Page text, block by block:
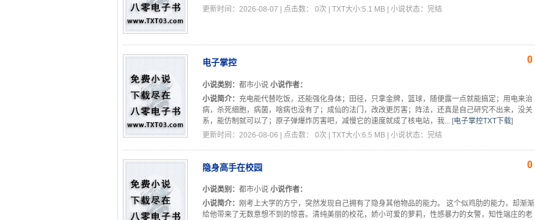
更新时间：2026-08-07 | 点击数： 0次 | TXT大小:5.1 MB | 小说状态：完结
电子掌控 0
小说类别： 都市小说 小说作者：
小说简介： 充电能代替吃饭，还能强化身体；田径，只拿金牌，篮球，随便露一点就能搞定；用电来治
病，杀死细胞，病菌，啥病也没有了；成仙的法门，改改更厉害；阵法，还真是自己研究不出来，没关
系，能仿制就可以了；原子弹爆炸厉害吧，减慢它的速度就成了核电站，我...
[电子掌控TXT下载]
更新时间：2026-08-06 | 点击数： 0次 | TXT大小:6.5 MB | 小说状态：完结
隐身高手在校园 0
小说类别： 都市小说 小说作者：
小说简介：
刚考上大学的方宁，突然发现自己拥有了隐身其他物品的能力。 这个似鸡肋的能力，却渐渐
给他带来了无数意想不到的惊喜。清纯美丽的校花，娇小可爱的萝莉，性感暴力的女警，知性端庄的老